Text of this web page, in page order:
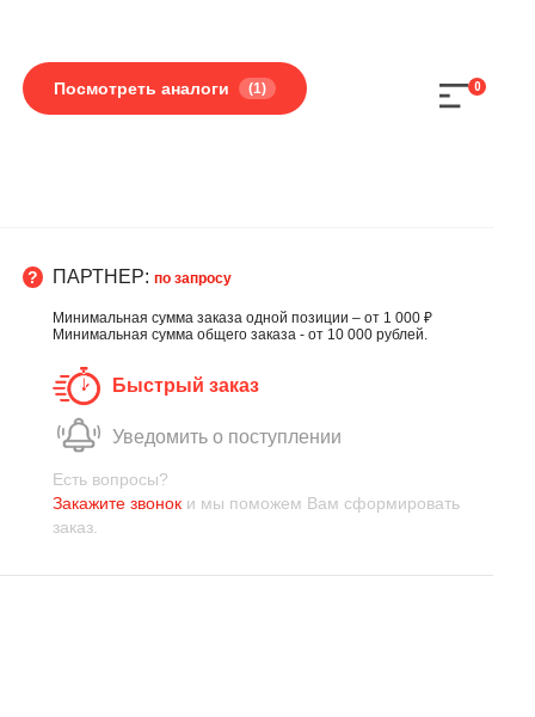
Посмотреть аналоги (1) 0
ПАРТНЕР: по запросу
Минимальная сумма заказа одной позиции – от 1 000 ₽
Минимальная сумма общего заказа - от 10 000 рублей.
Быстрый заказ
Уведомить о поступлении
Есть вопросы?
Закажите звоноки мы поможем Вам сформировать
заказ.